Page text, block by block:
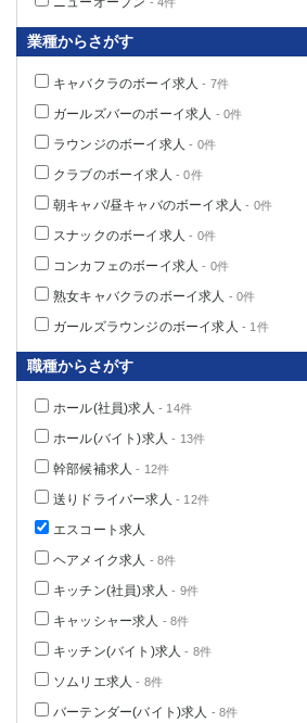
業種からさがす
キャバクラのボーイ求人 - 7件
ガールズバーのボーイ求人 - 0件
ラウンジのボーイ求人 - 0件
クラブのボーイ求人 - 0件
朝キャバ/昼キャバのボーイ求人 - 0件
スナックのボーイ求人 - 0件
コンカフェのボーイ求人 - 0件
熟女キャバクラのボーイ求人 - 0件
ガールズラウンジのボーイ求人 - 1件
職種からさがす
ホール(社員)求人 - 14件
ホール(バイト)求人 - 13件
幹部候補求人 - 12件
送りドライバー求人 - 12件
エスコート求人
ヘアメイク求人 - 8件
キッチン(社員)求人 - 9件
キャッシャー求人 - 8件
キッチン(バイト)求人 - 8件
ソムリエ求人 - 8件
バーテンダー(バイト)求人 - 8件